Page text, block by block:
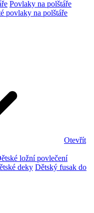
Povlaky na polštáře
povlaky na polštáře
Otevřít
ložní povlečení
deky Dětský fusak do